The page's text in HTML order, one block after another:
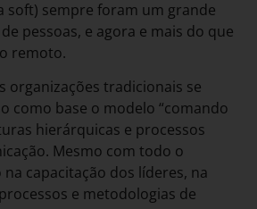
soft) sempre foram um grande
pessoas, e agora e mais do que
remoto.
organizações tradicionais se
como base o modelo “comando
hierárquicas e processos
Mesmo com todo o
capacitação dos líderes, na
e metodologias de